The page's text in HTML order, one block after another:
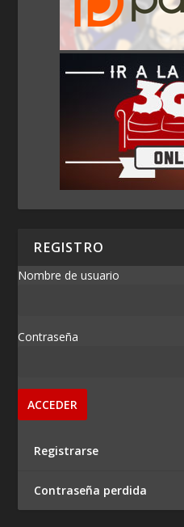
REGISTRO
Nombre de usuario
Contraseña
Registrarse
Contraseña perdida